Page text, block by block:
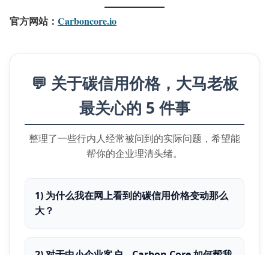
官方网站： Carboncore.io
💬 关于碳信用价格，大马老板
最关心的 5 件事
整理了一些行内人经常被问到的实际问题，希望能
帮你的企业理清头绪。
1) 为什么我在网上看到的碳信用价格变动那么
大？